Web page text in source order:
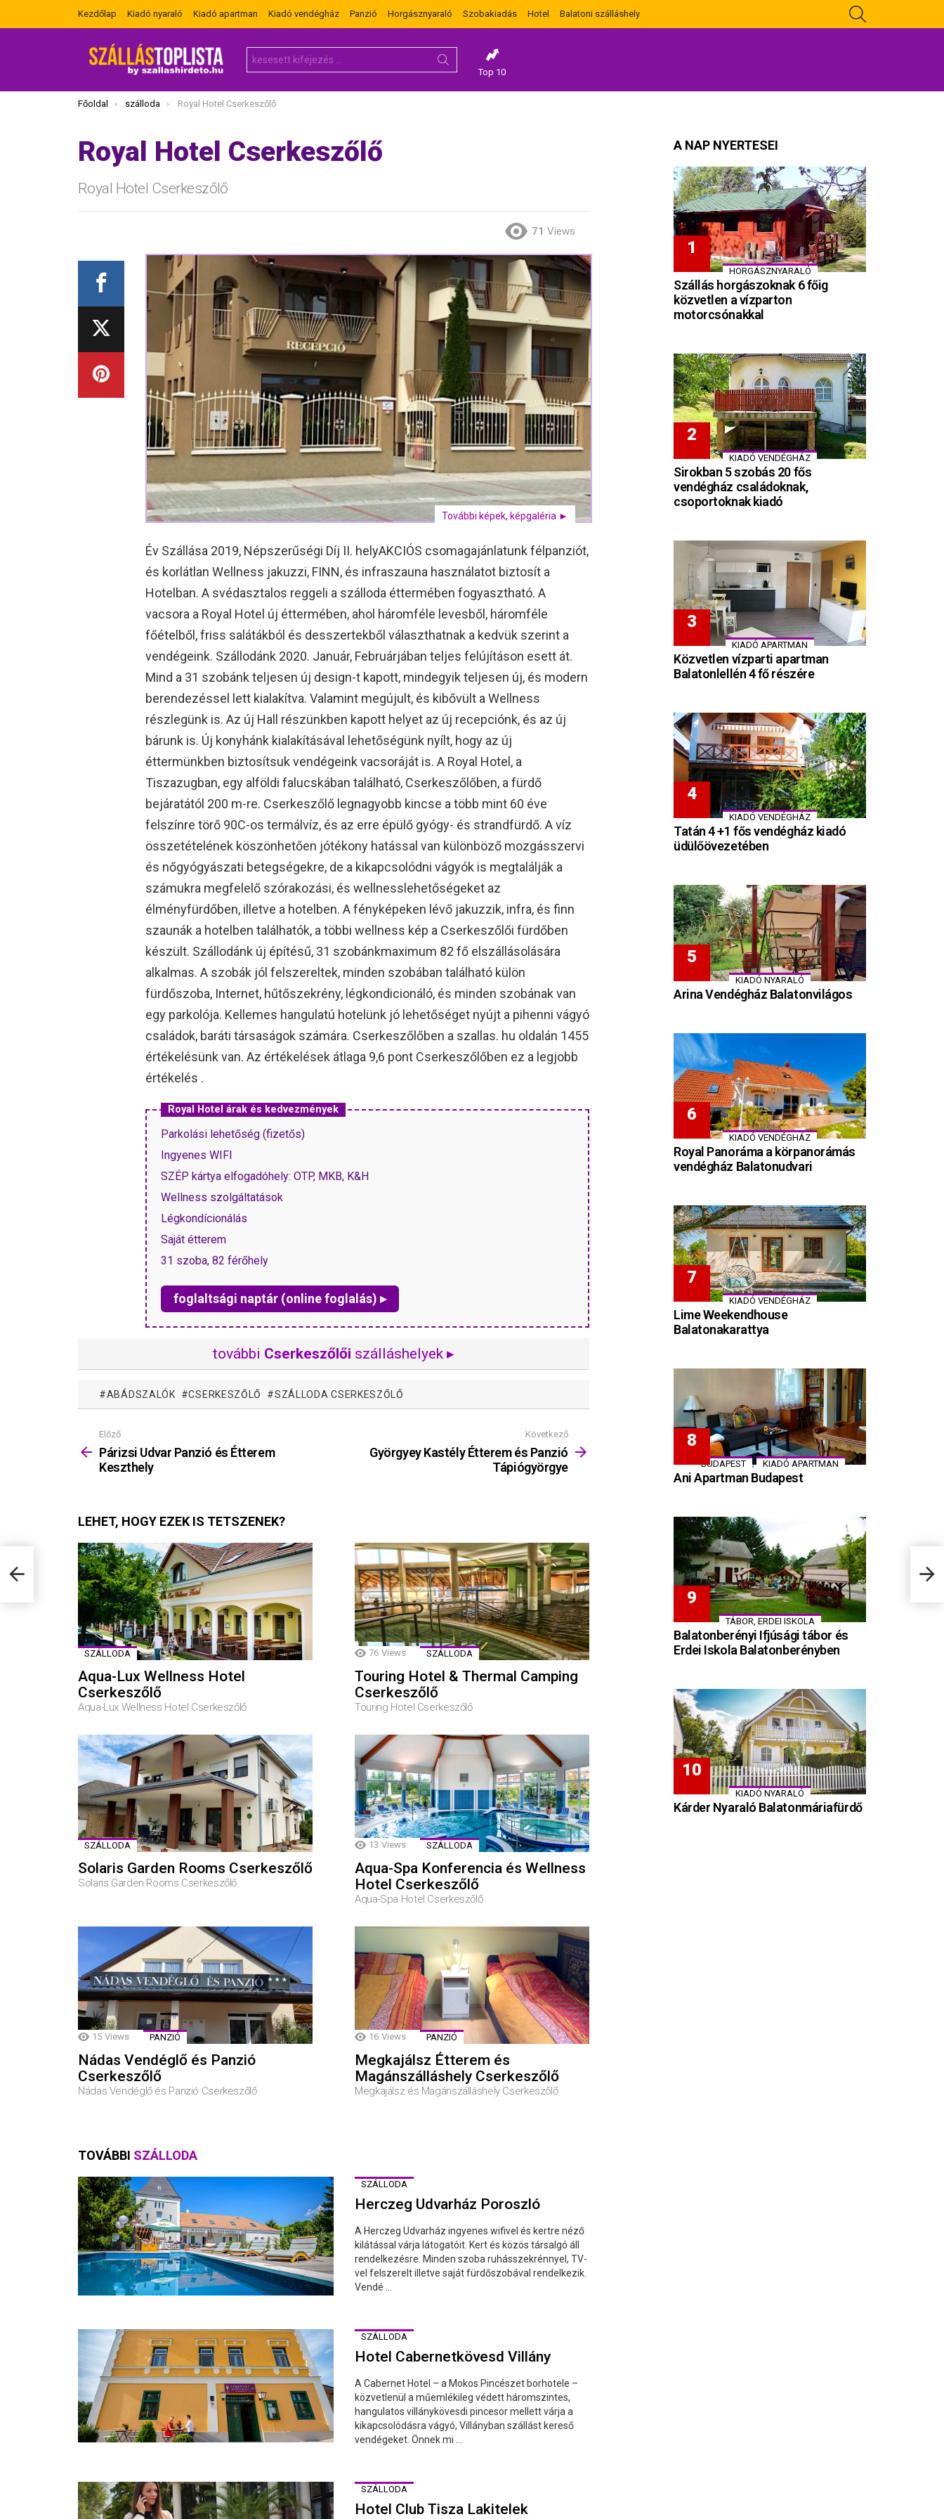
Kezdőlap Kiadó nyaraló Kiadó apartman Kiadó vendégház Panzió Horgásznyaraló Szobakiadás Hotel Balatoni szálláshely
for:
Top 10
Itt vagy most:
Főoldal szálloda Royal Hotel Cserkeszőlő
Royal Hotel Cserkeszőlő
Royal Hotel Cserkeszőlő
71 Views
További képek, képgaléria ►
Év Szállása 2019, Népszerűségi Díj II. helyAKCIÓS csomagajánlatunk félpanziót,
és korlátlan Wellness jakuzzi, FINN, és infraszauna használatot biztosít a
Hotelban. A svédasztalos reggeli a szálloda éttermében fogyasztható. A
vacsora a Royal Hotel új éttermében, ahol háromféle levesből, háromféle
főételből, friss salátákból és desszertekből választhatnak a kedvük szerint a
vendégeink. Szállodánk 2020. Január, Februárjában teljes felújításon esett át.
Mind a 31 szobánk teljesen új design-t kapott, mindegyik teljesen új, és modern
berendezéssel lett kialakítva. Valamint megújult, és kibővült a Wellness
részlegünk is. Az új Hall részünkben kapott helyet az új recepciónk, és az új
bárunk is. Új konyhánk kialakításával lehetőségünk nyílt, hogy az új
éttermünkben biztosítsuk vendégeink vacsoráját is. A Royal Hotel, a
Tiszazugban, egy alföldi falucskában található, Cserkeszőlőben, a fürdő
bejáratától 200 m-re. Cserkeszőlő legnagyobb kincse a több mint 60 éve
felszínre törő 90C-os termálvíz, és az erre épülő gyógy- és strandfürdő. A víz
összetételének köszönhetően jótékony hatással van különböző mozgásszervi
és nőgyógyászati betegségekre, de a kikapcsolódni vágyók is megtalálják a
számukra megfelelő szórakozási, és wellnesslehetőségeket az
élményfürdőben, illetve a hotelben. A fényképeken lévő jakuzzik, infra, és finn
szaunák a hotelben találhatók, a többi wellness kép a Cserkeszőlői fürdőben
készült. Szállodánk új építésű, 31 szobánkmaximum 82 fő elszállásolására
alkalmas. A szobák jól felszereltek, minden szobában található külön
fürdőszoba, Internet, hűtőszekrény, légkondicionáló, és minden szobának van
egy parkolója. Kellemes hangulatú hotelünk jó lehetőséget nyújt a pihenni vágyó
családok, baráti társaságok számára. Cserkeszőlőben a szallas. hu oldalán 1455
értékelésünk van. Az értékelések átlaga 9,6 pont Cserkeszőlőben ez a legjobb
értékelés .
Royal Hotel árak és kedvezmények
Parkolási lehetőség (fizetős)
Ingyenes WIFI
SZÉP kártya elfogadóhely: OTP, MKB, K&H
Wellness szolgáltatások
Légkondícionálás
Saját étterem
31 szoba, 82 férőhely
foglaltsági naptár (online foglalás) ▸
további Cserkeszőlői szálláshelyek ▸
ABÁDSZALÓK CSERKESZŐLŐ SZÁLLODA CSERKESZŐLŐ
Mutass
többet
Előző
Párizsi Udvar Panzió és Étterem
Keszthely
Következő
Györgyey Kastély Étterem és Panzió
Tápiógyörgye
LEHET, HOGY EZEK IS TETSZENEK?
SZÁLLODA
Aqua-Lux Wellness Hotel
Cserkeszőlő
Aqua-Lux Wellness Hotel Cserkeszőlő
76 Views SZÁLLODA
Touring Hotel & Thermal Camping
Cserkeszőlő
Touring Hotel Cserkeszőlő
SZÁLLODA
Solaris Garden Rooms Cserkeszőlő
Solaris Garden Rooms Cserkeszőlő
13 Views SZÁLLODA
Aqua-Spa Konferencia és Wellness
Hotel Cserkeszőlő
Aqua-Spa Hotel Cserkeszőlő
15 Views PANZIÓ
Nádas Vendéglő és Panzió
Cserkeszőlő
Nádas Vendéglő és Panzió Cserkeszőlő
16 Views PANZIÓ
Megkajálsz Étterem és
Magánszálláshely Cserkeszőlő
Megkajálsz és Magánszálláshely Cserkeszőlő
TOVÁBBI SZÁLLODA
SZÁLLODA
Herczeg Udvarház Poroszló
A Herczeg Udvarház ingyenes wifivel és kertre néző
kilátással várja látogatóit. Kert és közös társalgó áll
rendelkezésre. Minden szoba ruhásszekrénnyel, TV-
vel felszerelt illetve saját fürdőszobával rendelkezik.
Vendé ...
SZÁLLODA
Hotel Cabernetkövesd Villány
A Cabernet Hotel – a Mokos Pincészet borhotele –
közvetlenül a műemlékileg védett háromszintes,
hangulatos villánykövesdi pincesor mellett várja a
kikapcsolódásra vágyó, Villányban szállást kereső
vendégeket. Önnek mi ...
SZÁLLODA
Hotel Club Tisza Lakitelek
A NAP NYERTESEI
HORGÁSZNYARALÓ
Szállás horgászoknak 6 főig
közvetlen a vízparton
motorcsónakkal
KIADÓ VENDÉGHÁZ
Sirokban 5 szobás 20 fős
vendégház családoknak,
csoportoknak kiadó
KIADÓ APARTMAN
Közvetlen vízparti apartman
Balatonlellén 4 fő részére
KIADÓ VENDÉGHÁZ
Tatán 4 +1 fős vendégház kiadó
üdülőövezetében
KIADÓ NYARALÓ
Arina Vendégház Balatonvilágos
KIADÓ VENDÉGHÁZ
Royal Panoráma a körpanorámás
vendégház Balatonudvari
KIADÓ VENDÉGHÁZ
Lime Weekendhouse
Balatonakarattya
BUDAPEST , KIADÓ APARTMAN
Ani Apartman Budapest
TÁBOR, ERDEI ISKOLA
Balatonberényi Ifjúsági tábor és
Erdei Iskola Balatonberényben
KIADÓ NYARALÓ
Kárder Nyaraló Balatonmáriafürdő